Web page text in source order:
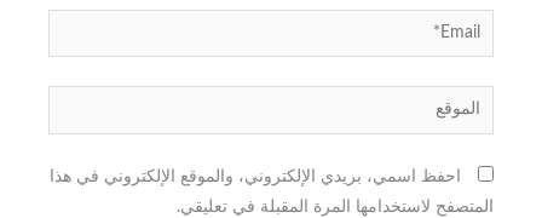
Email*
الموقع
احفظ اسمي، بريدي الإلكتروني، والموقع الإلكتروني في هذا
المتصفح لاستخدامها المرة المقبلة في تعليقي.